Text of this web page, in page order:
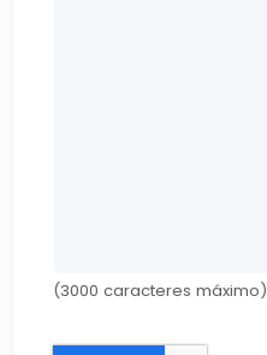
(3000 caracteres máximo)